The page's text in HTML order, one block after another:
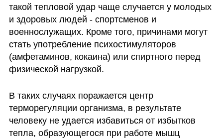
такой тепловой удар чаще случается у молодых
и здоровых людей - спортсменов и
военнослужащих. Кроме того, причинами могут
стать употребление психостимуляторов
(амфетаминов, кокаина) или спиртного перед
физической нагрузкой.
В таких случаях поражается центр
терморегуляции организма, в результате
человеку не удается избавиться от избытков
тепла, образующегося при работе мышц